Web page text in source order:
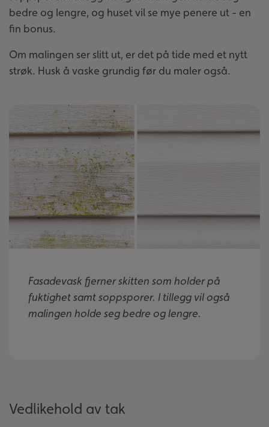
bedre og lengre, og huset vil se mye penere ut - en
fin bonus.
Om malingen ser slitt ut, er det på tide med et nytt
strøk. Husk å vaske grundig før du maler også.
Fasadevask fjerner skitten som holder på
fuktighet samt soppsporer. I tillegg vil også
malingen holde seg bedre og lengre.
Vedlikehold av tak